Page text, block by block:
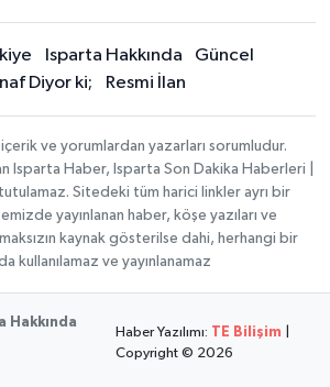
Isparta Hakkında
Güncel
Diyor ki;
Resmi İlan
ve yorumlardan yazarları sorumludur.
Isparta Haber, Isparta Son Dakika Haberleri |
Sitedeki tüm harici linkler ayrı bir
yayınlanan haber, köşe yazıları ve
kaynak gösterilse dahi, herhangi bir
kullanılamaz ve yayınlanamaz
Hakkında
Haber Yazılımı: TE Bilişim
Copyright © 2026